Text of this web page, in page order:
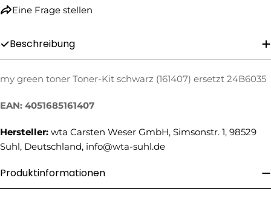
Eine Frage stellen
Eine Frage stellen
Name
Ihre
E-
Telefonnummer
Beschreibung
my green toner Toner-Kit schwarz (161407) ersetzt 24B6035
EAN: 4051685161407
Hersteller: wta Carsten Weser GmbH, Simsonstr. 1, 98529
Suhl, Deutschland, info@wta-suhl.de
Produktinformationen